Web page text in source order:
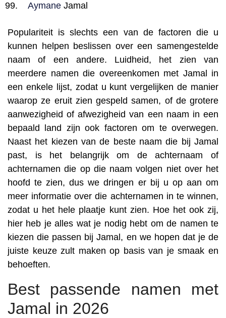
Aymane Jamal
Populariteit is slechts een van de factoren die u
kunnen helpen beslissen over een samengestelde
naam of een andere. Luidheid, het zien van
meerdere namen die overeenkomen met Jamal in
een enkele lijst, zodat u kunt vergelijken de manier
waarop ze eruit zien gespeld samen, of de grotere
aanwezigheid of afwezigheid van een naam in een
bepaald land zijn ook factoren om te overwegen.
Naast het kiezen van de beste naam die bij Jamal
past, is het belangrijk om de achternaam of
achternamen die op die naam volgen niet over het
hoofd te zien, dus we dringen er bij u op aan om
meer informatie over die achternamen in te winnen,
zodat u het hele plaatje kunt zien. Hoe het ook zij,
hier heb je alles wat je nodig hebt om de namen te
kiezen die passen bij Jamal, en we hopen dat je de
juiste keuze zult maken op basis van je smaak en
behoeften.
Best passende namen met
Jamal in 2026